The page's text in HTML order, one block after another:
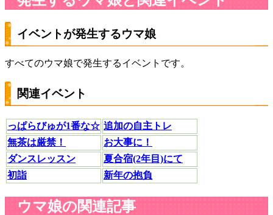
イベントが発生するウマ娘
すべてのウマ娘で発生するイベントです。
関連イベント
っぱらびゅが1番な☆ 追加の自主トレ
無茶は厳禁！
お大事に！
ダンスレッスン
夏合宿(2年目)にて
初詣
新年の抱負
ウマ娘の関連記事